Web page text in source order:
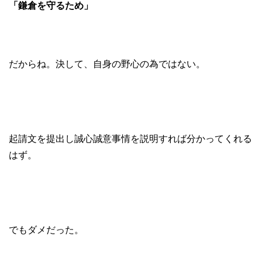
「鎌倉を守るため」
だからね。決して、自身の野心の為ではない。
起請文を提出し誠心誠意事情を説明すれば分かってくれる
はず。
でもダメだった。